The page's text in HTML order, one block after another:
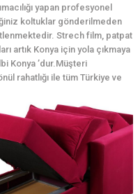
yapan profesyonel
koltuklar gönderilmeden
Strech film, patpat
artık Konya için yola çıkmaya
Konya ’dur.Müşteri
rahatlığı ile tüm Türkiye ve